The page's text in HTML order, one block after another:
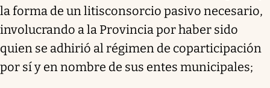
la forma de un litisconsorcio pasivo necesario,
involucrando a la Provincia por haber sido
quien se adhirió al régimen de coparticipación
por sí y en nombre de sus entes municipales;